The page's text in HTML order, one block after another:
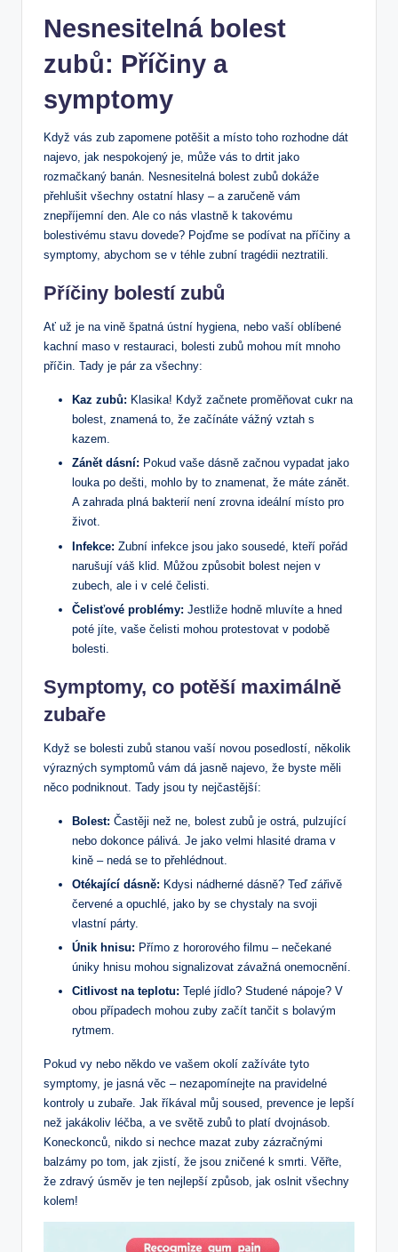
Nesnesitelná bolest
zubů: Příčiny a
symptomy
Když vás zub zapomene potěšit a místo toho rozhodne dát
najevo, jak nespokojený je, může vás to drtit jako
rozmačkaný banán. Nesnesitelná bolest zubů dokáže
přehlušit všechny ostatní hlasy – a zaručeně vám
znepříjemní den. Ale co nás vlastně k takovému
bolestivému stavu dovede? Pojďme se podívat na příčiny a
symptomy, abychom se v téhle zubní tragédii neztratili.
Příčiny bolestí zubů
Ať už je na vině špatná ústní hygiena, nebo vaší oblíbené
kachní maso v restauraci, bolesti zubů mohou mít mnoho
příčin. Tady je pár za všechny:
Kaz zubů: Klasika! Když začnete proměňovat cukr na
bolest, znamená to, že začínáte vážný vztah s
kazem.
Zánět dásní: Pokud vaše dásně začnou vypadat jako
louka po dešti, mohlo by to znamenat, že máte zánět.
A zahrada plná bakterií není zrovna ideální místo pro
život.
Infekce: Zubní infekce jsou jako sousedé, kteří pořád
narušují váš klid. Můžou způsobit bolest nejen v
zubech, ale i v celé čelisti.
Čelisťové problémy: Jestliže hodně mluvíte a hned
poté jíte, vaše čelisti mohou protestovat v podobě
bolesti.
Symptomy, co potěší maximálně
zubaře
Když se bolesti zubů stanou vaší novou posedlostí, několik
výrazných symptomů vám dá jasně najevo, že byste měli
něco podniknout. Tady jsou ty nejčastější:
Bolest: Častěji než ne, bolest zubů je ostrá, pulzující
nebo dokonce pálivá. Je jako velmi hlasité drama v
kině – nedá se to přehlédnout.
Otékající dásně: Kdysi nádherné dásně? Teď zářivě
červené a opuchlé, jako by se chystaly na svoji
vlastní párty.
Únik hnisu: Přímo z hororového filmu – nečekané
úniky hnisu mohou signalizovat závažná onemocnění.
Citlivost na teplotu: Teplé jídlo? Studené nápoje? V
obou případech mohou zuby začít tančit s bolavým
rytmem.
Pokud vy nebo někdo ve vašem okolí zažíváte tyto
symptomy, je jasná věc – nezapomínejte na pravidelné
kontroly u zubaře. Jak říkával můj soused, prevence je lepší
než jakákoliv léčba, a ve světě zubů to platí dvojnásob.
Koneckonců, nikdo si nechce mazat zuby zázračnými
balzámy po tom, jak zjistí, že jsou zničené k smrti. Věřte,
že zdravý úsměv je ten nejlepší způsob, jak oslnit všechny
kolem!